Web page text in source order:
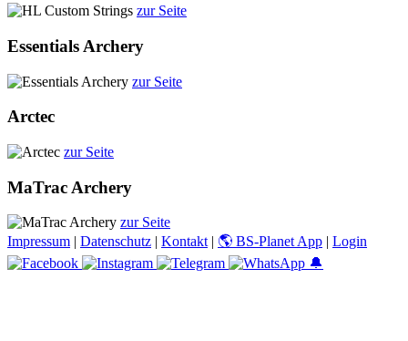
zur Seite
Essentials Archery
zur Seite
Arctec
zur Seite
MaTrac Archery
zur Seite
Impressum | Datenschutz | Kontakt | 🌎 BS-Planet App | Login
🔔